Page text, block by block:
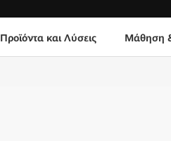
Προϊόντα και Λύσεις Μάθηση